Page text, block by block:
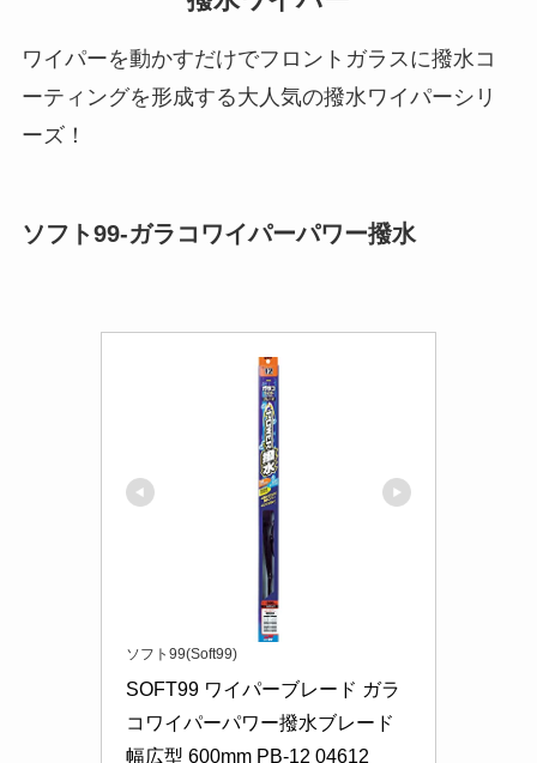
ワイパーを動かすだけでフロントガラスに撥水コ
ーティングを形成する大人気の撥水ワイパーシリ
ーズ！
ソフト99-ガラコワイパーパワー撥水
ソフト99(Soft99)
SOFT99 ワイパーブレード ガラ
コワイパーパワー撥水ブレード
幅広型 600mm PB-12 04612